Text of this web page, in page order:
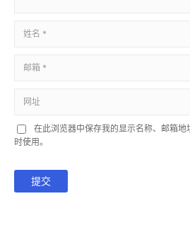
在此浏览器中保存我的显示名称、邮箱
时使用。
提交